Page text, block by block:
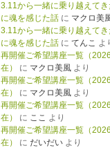
3.11から一緒に乗り越えて
に魂を感じた話に マクロ美
3.11から一緒に乗り越えて
に魂を感じた話に てんこ よ
再開催ご希望講座一覧（
在）
に マクロ美風より
再開催ご希望講座一覧（
在）
に マクロ美風より
再開催ご希望講座一覧（
在）
に ここ より
再開催ご希望講座一覧（
在）
に だいだいより